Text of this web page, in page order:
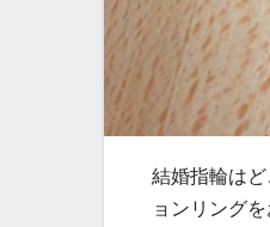
結婚指輪はど
ョンリング